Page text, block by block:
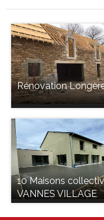
Rénovation
10 Maisons
VANNES VILLAGE